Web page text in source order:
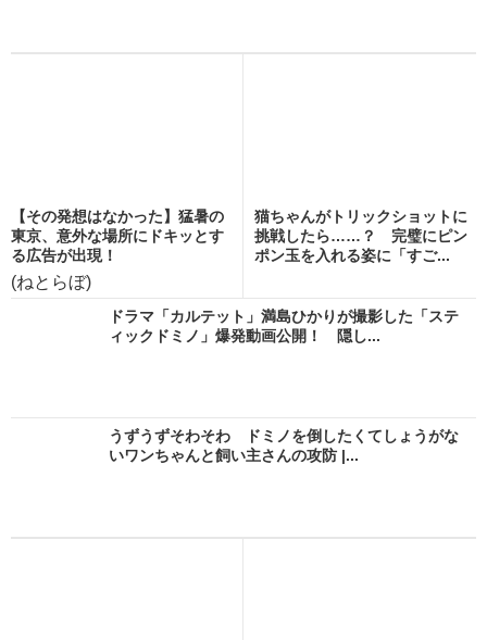
【その発想はなかった】猛暑の
東京、意外な場所にドキッとす
る広告が出現！
(ねとらぼ)
猫ちゃんがトリックショットに
挑戦したら……？ 完璧にピン
ポン玉を入れる姿に「すご...
ドラマ「カルテット」満島ひかりが撮影した「ステ
ィックドミノ」爆発動画公開！ 隠し...
うずうずそわそわ ドミノを倒したくてしょうがな
いワンちゃんと飼い主さんの攻防 |...